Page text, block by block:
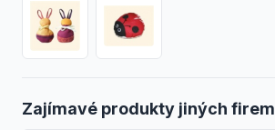
Zajímavé produkty jiných firem